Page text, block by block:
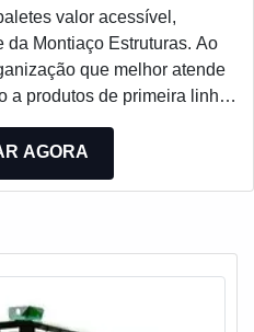
valor acessível,
da Montiaço Estruturas. Ao
que melhor atende
a produtos de primeira linha
paletes valor justo, com a
ótima qualidade e
AGORA